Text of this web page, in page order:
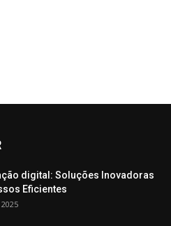
digital: Soluções Inovadoras
Eficientes